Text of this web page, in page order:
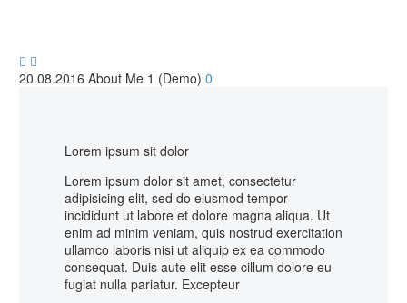
 
20.08.2016 About Me 1 (Demo) 0
Lorem ipsum sit dolor
Lorem ipsum dolor sit amet, consectetur
adipisicing elit, sed do eiusmod tempor
incididunt ut labore et dolore magna aliqua. Ut
enim ad minim veniam, quis nostrud exercitation
ullamco laboris nisi ut aliquip ex ea commodo
consequat. Duis aute elit esse cillum dolore eu
fugiat nulla pariatur. Excepteur